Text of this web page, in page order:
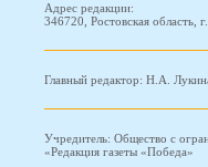
Адрес редакции:
346720, Ростовская область,
Главный редактор: Н.А.
Учредитель: Общество с
«Редакция газеты «Победа»